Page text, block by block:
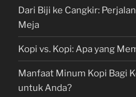
Dari Biji ke Cangkir:
Meja
Kopi vs. Kopi: Apa yang
Manfaat Minum Kopi Bagi
untuk Anda?